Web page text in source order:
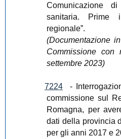
Comunicazione
sanitaria. Prime
regionale”.
(Documentazione
Commissione
settembre 2023)
7224 -
commissione sul
Romagna, per
dati della provincia
per gli anni 2017 e